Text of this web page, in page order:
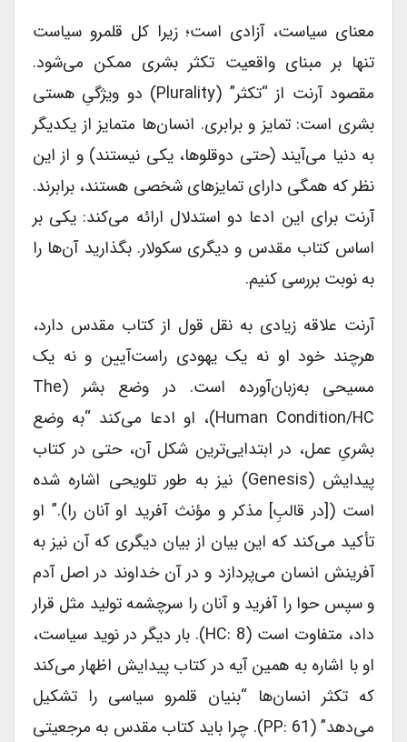
معنای سیاست، آزادی است؛ زیرا کل قلمرو سیاست
تنها بر مبنای واقعیت تکثر بشری ممکن می‌شود.
مقصود آرنت از “تکثر” (Plurality) دو ویژگیِ هستی
بشری است: تمایز و برابری. انسان‌ها متمایز از یکدیگر
به دنیا می‌آیند (حتی دوقلوها، یکی نیستند) و از این
نظر که همگی دارای تمایزهای شخصی هستند، برابرند.
آرنت برای این ادعا دو استدلال ارائه می‌کند: یکی بر
اساس کتاب مقدس و دیگری سکولار. بگذارید آن‌ها را
به نوبت بررسی کنیم.
آرنت علاقه زیادی به نقل قول از کتاب مقدس دارد،
هرچند خود او نه یک یهودی راست‌آیین و نه یک
مسیحی به‌زبان‌آورده است. در وضع بشر (The
Human Condition/HC)، او ادعا می‌کند “به وضع
بشریِ عمل، در ابتدایی‌ترین شکل آن، حتی در کتاب
پیدایش (Genesis) نیز به طور تلویحی اشاره شده
است ([در قالبِ] مذکر و مؤنث آفرید او آنان را).” او
تأکید می‌کند که این بیان از بیان دیگری که آن نیز به
آفرینش انسان می‌پردازد و در آن خداوند در اصل آدم
و سپس حوا را آفرید و آنان را سرچشمه تولید مثل قرار
داد، متفاوت است (HC: 8). بار دیگر در نوید سیاست،
او با اشاره به همین آیه در کتاب پیدایش اظهار می‌کند
که تکثر انسان‌ها “بنیان قلمرو سیاسی را تشکیل
می‌دهد” (PP: 61). چرا باید کتاب مقدس به مرجعیتی